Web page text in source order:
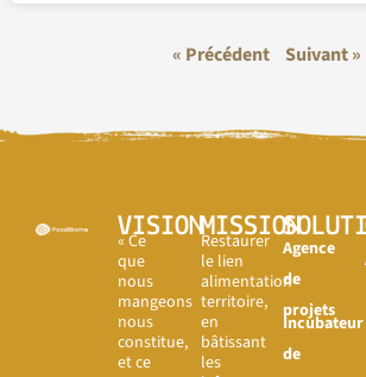
« Précédent Suivant »
VISION
« Ce
que
nous
mangeons
nous
constitue,
et ce
MISSION
Restaurer
le lien
alimentation-
territoire,
en
bâtissant
les
Agence
de
projets
Incubateur
de